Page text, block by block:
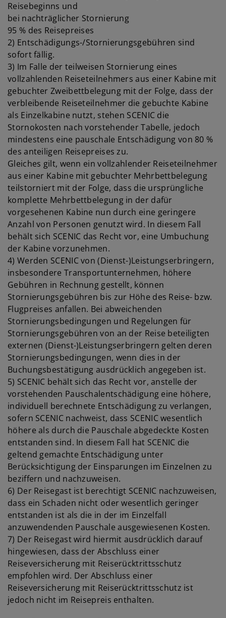
Reisebeginns und
bei nachträglicher Stornierung
95 % des Reisepreises
2) Entschädigungs-/Stornierungsgebühren sind
sofort fällig.
3) Im Falle der teilweisen Stornierung eines
vollzahlenden Reiseteilnehmers aus einer Kabine mit
gebuchter Zweibettbelegung mit der Folge, dass der
verbleibende Reiseteilnehmer die gebuchte Kabine
als Einzelkabine nutzt, stehen SCENIC die
Stornokosten nach vorstehender Tabelle, jedoch
mindestens eine pauschale Entschädigung von 80 %
des anteiligen Reisepreises zu.
Gleiches gilt, wenn ein vollzahlender Reiseteilnehmer
aus einer Kabine mit gebuchter Mehrbettbelegung
teilstorniert mit der Folge, dass die ursprüngliche
komplette Mehrbettbelegung in der dafür
vorgesehenen Kabine nun durch eine geringere
Anzahl von Personen genutzt wird. In diesem Fall
behält sich SCENIC das Recht vor, eine Umbuchung
der Kabine vorzunehmen.
4) Werden SCENIC von (Dienst-)Leistungserbringern,
insbesondere Transportunternehmen, höhere
Gebühren in Rechnung gestellt, können
Stornierungsgebühren bis zur Höhe des Reise- bzw.
Flugpreises anfallen. Bei abweichenden
Stornierungsbedingungen und Regelungen für
Stornierungsgebühren von an der Reise beteiligten
externen (Dienst-)Leistungserbringern gelten deren
Stornierungsbedingungen, wenn dies in der
Buchungsbestätigung ausdrücklich angegeben ist.
5) SCENIC behält sich das Recht vor, anstelle der
vorstehenden Pauschalentschädigung eine höhere,
individuell berechnete Entschädigung zu verlangen,
sofern SCENIC nachweist, dass SCENIC wesentlich
höhere als durch die Pauschale abgedeckte Kosten
entstanden sind. In diesem Fall hat SCENIC die
geltend gemachte Entschädigung unter
Berücksichtigung der Einsparungen im Einzelnen zu
beziffern und nachzuweisen.
6) Der Reisegast ist berechtigt SCENIC nachzuweisen,
dass ein Schaden nicht oder wesentlich geringer
entstanden ist als die in der im Einzelfall
anzuwendenden Pauschale ausgewiesenen Kosten.
7) Der Reisegast wird hiermit ausdrücklich darauf
hingewiesen, dass der Abschluss einer
Reiseversicherung mit Reiserücktrittsschutz
empfohlen wird. Der Abschluss einer
Reiseversicherung mit Reiserücktrittsschutz ist
jedoch nicht im Reisepreis enthalten.